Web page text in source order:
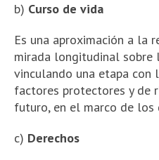
b) Curso de vida
Es una aproximación a la
mirada longitudinal sobre
vinculando una etapa con
factores protectores y de
futuro, en el marco de los
c) Derechos